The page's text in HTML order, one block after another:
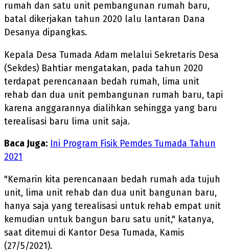
rumah dan satu unit pembangunan rumah baru,
batal dikerjakan tahun 2020 lalu lantaran Dana
Desanya dipangkas.
Kepala Desa Tumada Adam melalui Sekretaris Desa
(Sekdes) Bahtiar mengatakan, pada tahun 2020
terdapat perencanaan bedah rumah, lima unit
rehab dan dua unit pembangunan rumah baru, tapi
karena anggarannya dialihkan sehingga yang baru
terealisasi baru lima unit saja.
Baca Juga: Ini Program Fisik Pemdes Tumada Tahun
2021
"Kemarin kita perencanaan bedah rumah ada tujuh
unit, lima unit rehab dan dua unit bangunan baru,
hanya saja yang terealisasi untuk rehab empat unit
kemudian untuk bangun baru satu unit," katanya,
saat ditemui di Kantor Desa Tumada, Kamis
(27/5/2021).